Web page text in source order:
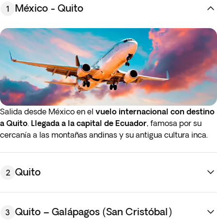
1 México - Quito
Salida desde México en el vuelo internacional con destino
a Quito. Llegada a la capital de Ecuador, famosa por su
cercanía a las montañas andinas y su antigua cultura inca.
encantador centro colonial de Quito, lleno de una hermosa
Si desea disponer de la habitación del hotel antes de las
coste adicional. En caso de que le interese, podrá ver el
2 Quito
3 Quito – Galápagos (San Cristóbal)